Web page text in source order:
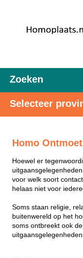
Zoeken
Selecteer
Homo
Hoewel er
voor welk soort
helaas niet voor
Soms staan religie,
buitenwereld op het
soms ontbreekt ook